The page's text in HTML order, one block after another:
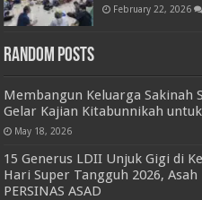
February 22, 2026
Random Posts
Membangun Keluarga Sakinah
Gelar Kajian Kitabunnikah
May 18, 2026
15 Generus LDII Unjuk Gigi di
Hari Super Tangguh 2026,
PERSINAS ASAD